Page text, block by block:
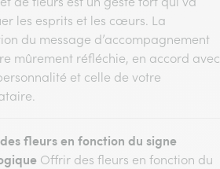
les esprits et les cœurs. La
du message d’accompagnement
mûrement réfléchie, en accord avec
et celle de votre
fleurs en fonction du signe
Offrir des fleurs en fonction du